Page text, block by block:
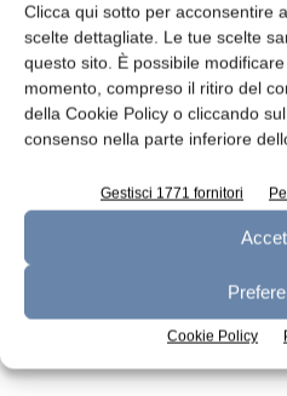
Clicca qui sotto per acconsentire
scelte dettagliate. Le tue scelte
questo sito. È possibile
momento, compreso il ritiro del
della Cookie Policy o cliccando
consenso nella parte inferiore
Gestisci 1771 fornitori
Cookie Policy
Leggi la rivista
n.7 - Luglio 2026 n.6 -